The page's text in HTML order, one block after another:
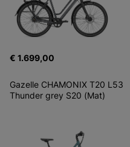
€ 1.699,00
Gazelle CHAMONIX T20 L53
Thunder grey S20 (Mat)